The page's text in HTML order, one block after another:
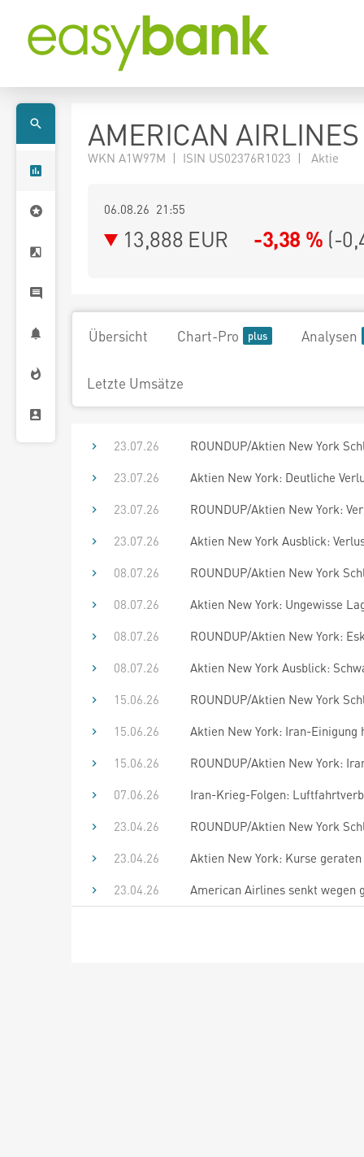
AMERICAN
WKN A1W97M | ISIN US02376R1023 | Aktie
06.08.26 21:55
13,888 EUR -3,38 % (-
Übersicht Chart-Pro Analysen
Letzte Umsätze
23.07.26
ROUNDUP/Aktien New York
23.07.26
Aktien New York: Deutliche
23.07.26
ROUNDUP/Aktien New York:
23.07.26
Aktien New York Ausblick:
08.07.26
ROUNDUP/Aktien New York
08.07.26
Aktien New York: Ungewisse
08.07.26
ROUNDUP/Aktien New York:
08.07.26
Aktien New York Ausblick:
15.06.26
ROUNDUP/Aktien New York
15.06.26
Aktien New York: Iran-Einigung
15.06.26
ROUNDUP/Aktien New York:
07.06.26
Iran-Krieg-Folgen:
23.04.26
ROUNDUP/Aktien New York
23.04.26
Aktien New York: Kurse
23.04.26
American Airlines senkt wegen